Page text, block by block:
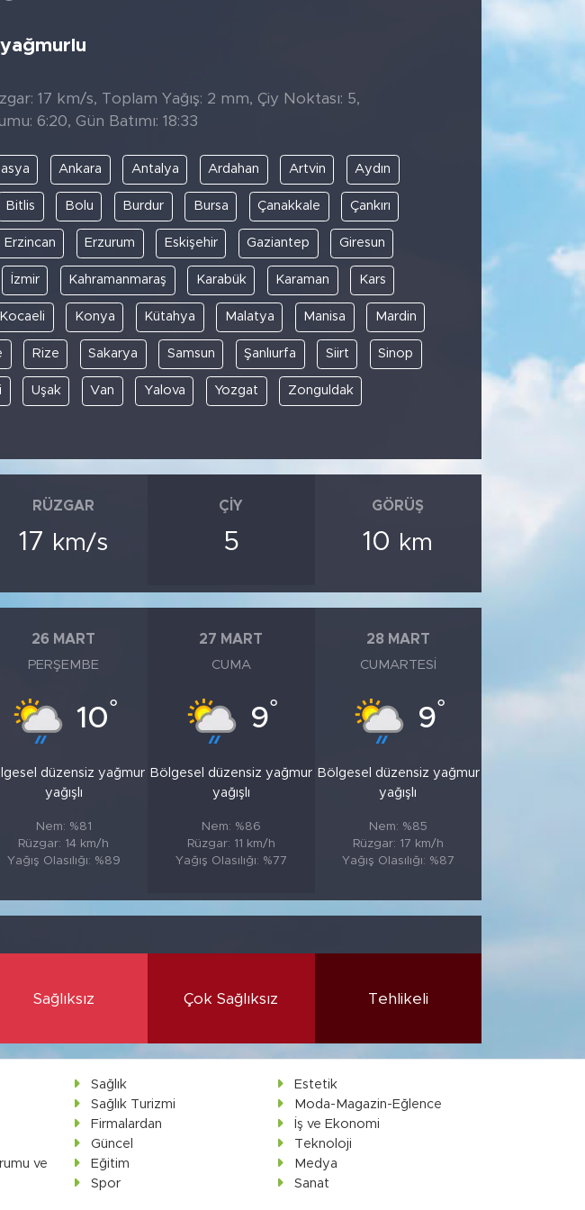
17 km/s, Toplam Yağış: 2 mm, Çiy Noktası: 5,
6:20, Gün Batımı: 18:33
Ankara Antalya Ardahan Artvin Aydın
Bitlis Bolu Burdur Bursa Çanakkale Çankırı
Erzincan Erzurum Eskişehir Gaziantep Giresun
İzmir Kahramanmaraş Karabük Karaman Kars
Kocaeli Konya Kütahya Malatya Manisa Mardin
Rize Sakarya Samsun Şanlıurfa Siirt Sinop
Uşak Van Yalova Yozgat Zonguldak
RÜZGAR
17 km/s
ÇIY
5
GÖRÜŞ
10 km
26 MART
PERŞEMBE
10°
düzensiz yağmur
yağışlı
Nem: %81
Rüzgar: 14 km/h
Yağış Olasılığı: %89
27 MART
CUMA
9°
Bölgesel düzensiz yağmur
yağışlı
Nem: %86
Rüzgar: 11 km/h
Yağış Olasılığı: %77
28 MART
CUMARTESI
9°
Bölgesel düzensiz yağmur
yağışlı
Nem: %85
Rüzgar: 17 km/h
Yağış Olasılığı: %87
Sağlıksız Çok Sağlıksız Tehlikeli
ve
Sağlık
Estetik
Sağlık Turizmi
Moda-Magazin-Eğlence
Firmalardan
İş ve Ekonomi
Güncel
Teknoloji
Eğitim
Medya
Spor
Sanat